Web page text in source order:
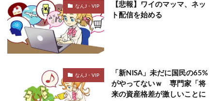
なんJ・VIP
【悲報】ワイのマッマ、ネッ
ト配信を始める
なんJ・VIP
「新NISA」未だに国民の65%
がやってないｗ 専門家「将
来の資産格差が激しいことに